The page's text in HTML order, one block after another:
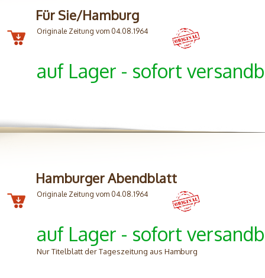
Für Sie/Hamburg
Originale Zeitung vom 04.08.1964
auf Lager - sofort
Hamburger Abendblatt
Originale Zeitung vom 04.08.1964
auf Lager - sofort
Nur Titelblatt der Tageszeitung aus Hamburg